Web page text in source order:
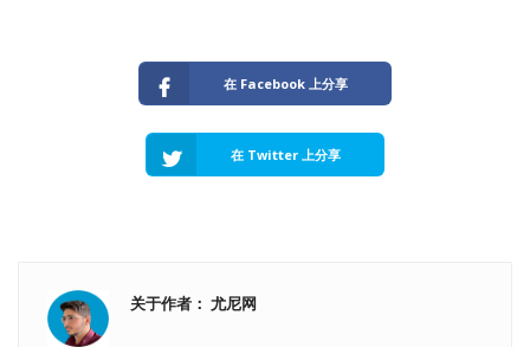
在 Facebook 上分享
在 Twitter 上分享
关于作者： 尤尼网